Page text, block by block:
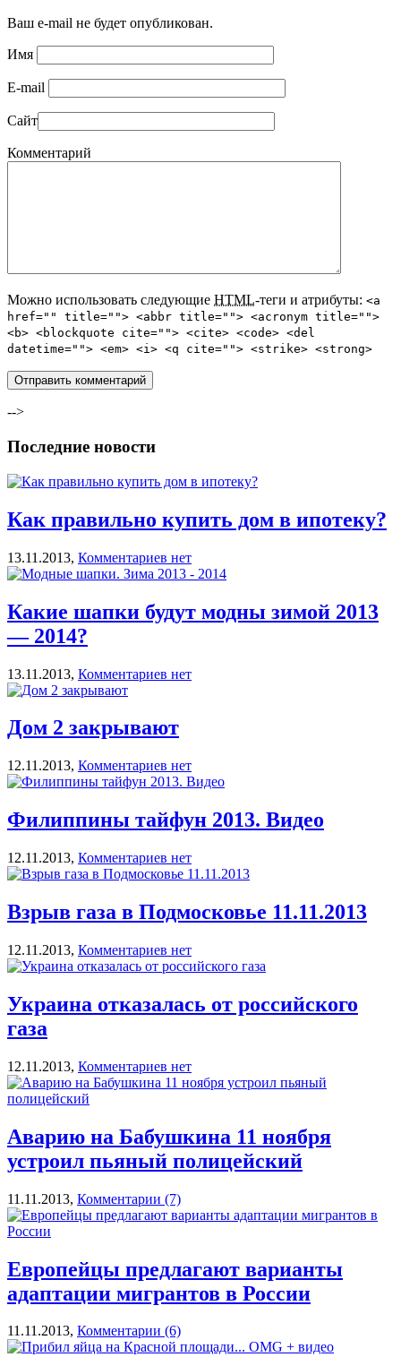
Ваш e-mail не будет опубликован.
Имя
E-mail
Сайт
Комментарий
Можно использовать следующие HTML-теги и атрибуты: <a
href="" title=""> <abbr title=""> <acronym title="">
<b> <blockquote cite=""> <cite> <code> <del
datetime=""> <em> <i> <q cite=""> <strike> <strong>
-->
Последние новости
Как правильно купить дом в ипотеку?
13.11.2013, Комментариев нет
Какие шапки будут модны зимой 2013
— 2014?
13.11.2013, Комментариев нет
Дом 2 закрывают
12.11.2013, Комментариев нет
Филиппины тайфун 2013. Видео
12.11.2013, Комментариев нет
Взрыв газа в Подмосковье 11.11.2013
12.11.2013, Комментариев нет
Украина отказалась от российского
газа
12.11.2013, Комментариев нет
Аварию на Бабушкина 11 ноября
устроил пьяный полицейский
11.11.2013, Комментарии (7)
Европейцы предлагают варианты
адаптации мигрантов в России
11.11.2013, Комментарии (6)